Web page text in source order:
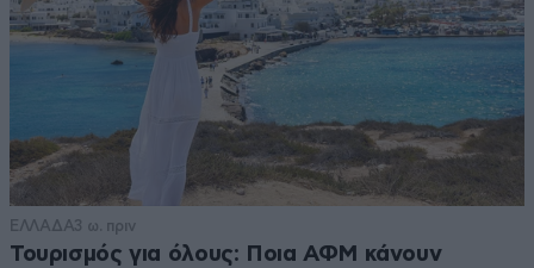
ΕΛΛΑΔΑ3 ω. πριν
Τουρισμός για όλους: Ποια ΑΦΜ κάνουν